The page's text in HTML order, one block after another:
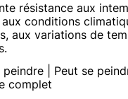
résistance aux
aux conditions
aux variations de
peindre | Peut se
complet